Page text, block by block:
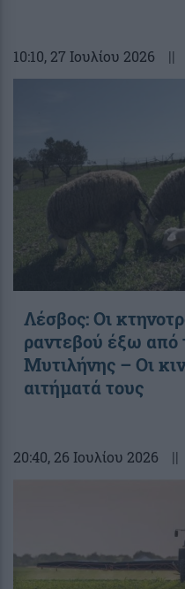
10:10, 27 Ιουλίου 2026 ||
Λέσβος: Οι
ραντεβού έξω από
Μυτιλήνης – Οι
αιτήματά τους
20:40, 26 Ιουλίου 2026 ||